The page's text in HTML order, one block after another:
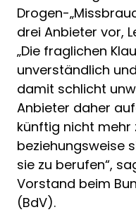
Drogen-
drei Anbieter vor,
„Die fraglichen
unverständlich
damit schlicht
Anbieter daher
künftig nicht mehr
beziehungsweise
sie zu berufen“,
Vorstand beim
(BdV).